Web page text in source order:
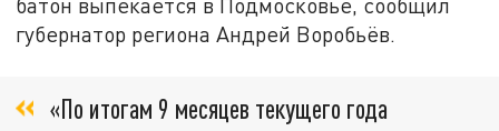
губернатор региона Андрей Воробьёв.
«По итогам 9 месяцев текущего года